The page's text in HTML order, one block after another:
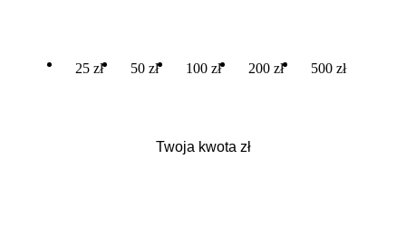
25 zł 50 zł 100 zł 200 zł 500 zł